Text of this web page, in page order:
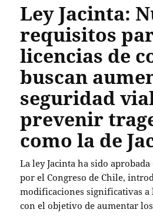
Ley Jacinta:
requisitos
licencias de
buscan
seguridad
prevenir
como la de
La ley Jacinta ha sido
por el Congreso de Chile,
modificaciones significativas a
con el objetivo de aumentar